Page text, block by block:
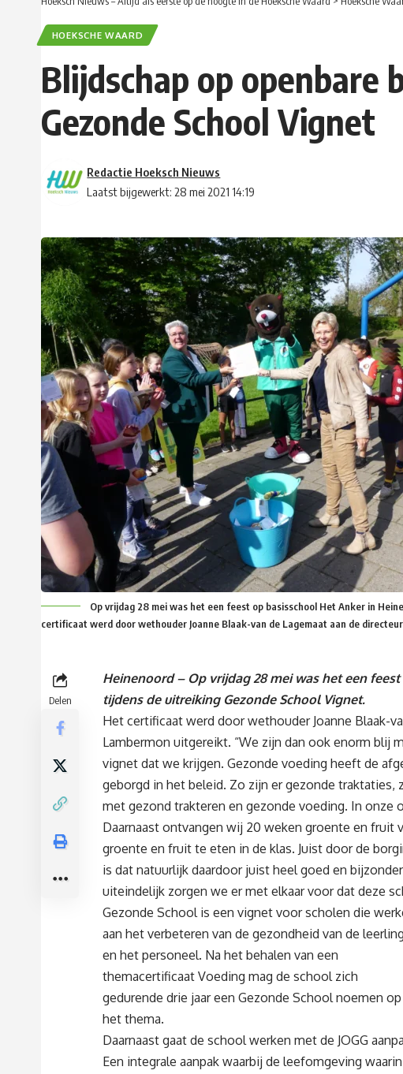
HOEKSCHE WAARD
Blijdschap op openbare
Gezonde School Vignet
Laatst bijgewerkt: 28 mei 2021 14:19
Redactie Hoeksch Nieuws
Op vrijdag 28 mei was het een feest op basisschool Het Anker in
certificaat werd door wethouder Joanne Blaak-van de Lagemaat aan de
Delen
Heinenoord – Op vrijdag 28 mei was het een
tijdens de uitreiking Gezonde School Vignet.
Het certificaat werd door wethouder Joanne Blaak-
Lambermon uitgereikt. “We zijn dan ook enorm blij
vignet dat we krijgen. Gezonde voeding heeft de
geborgd in het beleid. Zo zijn er gezonde traktaties,
met gezond trakteren en gezonde voeding. In onze
Daarnaast ontvangen wij 20 weken groente en fruit
groente en fruit te eten in de klas. Juist door de
is dat natuurlijk daardoor juist heel goed en
uiteindelijk zorgen we er met elkaar voor dat deze
Gezonde School is een vignet voor scholen die
aan het verbeteren van de gezondheid van de
en het personeel. Na het behalen van een
themacertificaat Voeding mag de school zich
gedurende drie jaar een Gezonde School noemen op
het thema.
Daarnaast gaat de school werken met de JOGG
Een integrale aanpak waarbij de leefomgeving waarin